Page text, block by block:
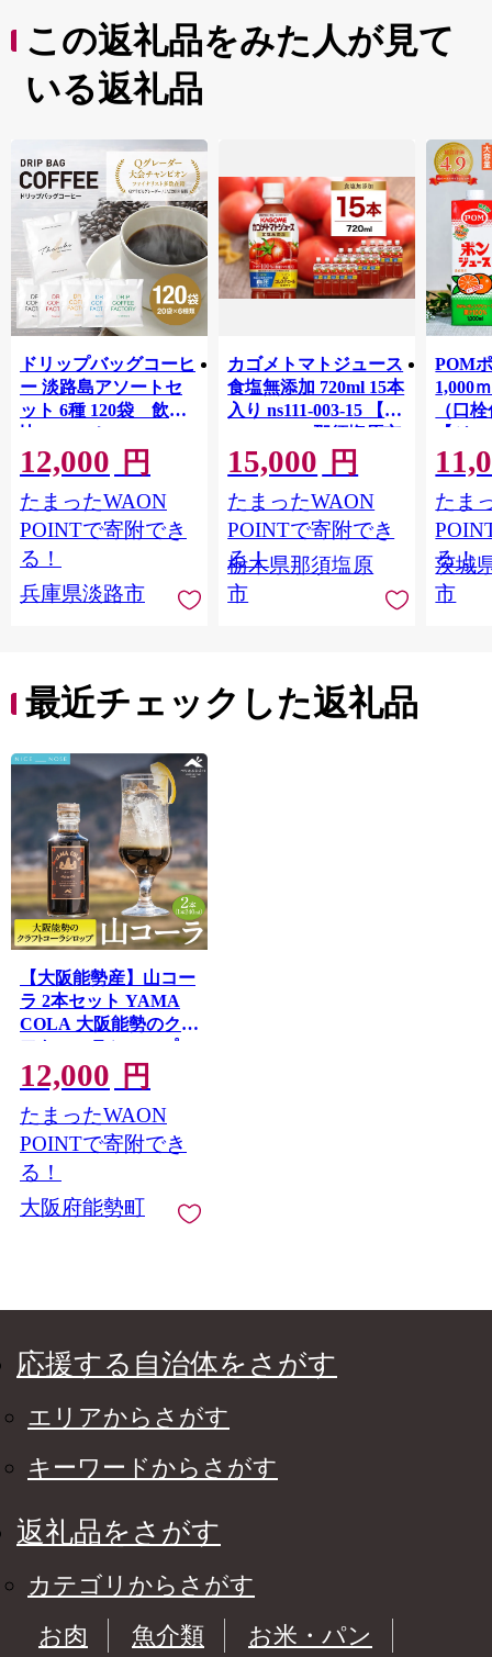
この返礼品をみた人が見て
いる返礼品
ドリップバッグコーヒ
ー 淡路島アソートセ
ット 6種 120袋 飲み
比べ コーヒー
12,000 円
たまったWAON
POINTで寄附でき
る！
兵庫県淡路市
カゴメトマトジュース
食塩無添加 720ml 15本
入り ns111-003-15 【
KAGOME 那須塩原市
ギフト トマト 野菜 ジ
ュース 飲料 ドリンク
健康 GABA 血圧 コレ
ステロール】
15,000 円
たまったWAON
POINTで寄附でき
る！
栃木県那須塩原
市
POM
1,000
（口
【ジ
Ｍ 爽
ジ 果
ンス
ンド
庫 ド
入れし
アタイ
たま
る！
茨城
市
最近チェックした返礼品
【大阪能勢産】山コー
ラ 2本セット YAMA
COLA 大阪能勢のクラ
フトコーラシロップ |
べじたぶるぱーく | 国
産 無添加 厳選素材 炭
酸割り 希釈用 素 手作
り スパイス ゆず 生姜
| お取り寄せ | 大阪府
能勢町 送料無料
12,000 円
たまったWAON
POINTで寄附でき
る！
大阪府能勢町
応援する自治体をさがす
エリアからさがす
キーワードからさがす
返礼品をさがす
カテゴリからさがす
お肉
魚介類
お米・パン